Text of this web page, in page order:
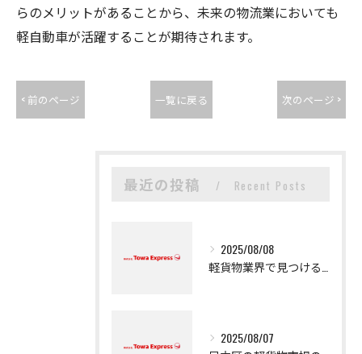
らのメリットがあることから、未来の物流業においても
軽自動車が活躍することが期待されます。
< 前のページ 一覧に戻る 次のページ >
最近の投稿 Recent Posts
2025/08/08
2025/08/07